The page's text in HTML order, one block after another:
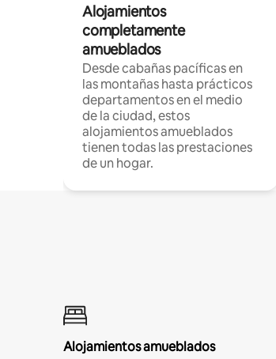
Alojamientos
completamente
amueblados
Desde cabañas pacíficas en
las montañas hasta prácticos
departamentos en el medio
de la ciudad, estos
alojamientos amueblados
tienen todas las prestaciones
de un hogar.
Alojamientos amueblados